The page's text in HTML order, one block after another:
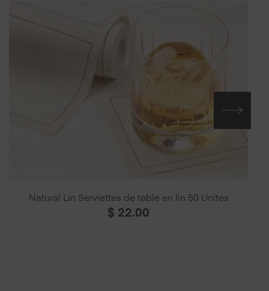
Natural Lin Serviettes de table en lin 50 Unites
$ 22.00